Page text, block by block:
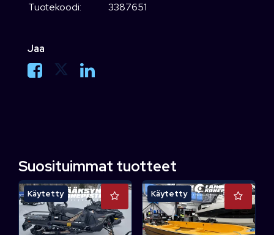
Tuotekoodi:
3387651
Jaa
Suosituimmat tuotteet
Käytetty Käytetty